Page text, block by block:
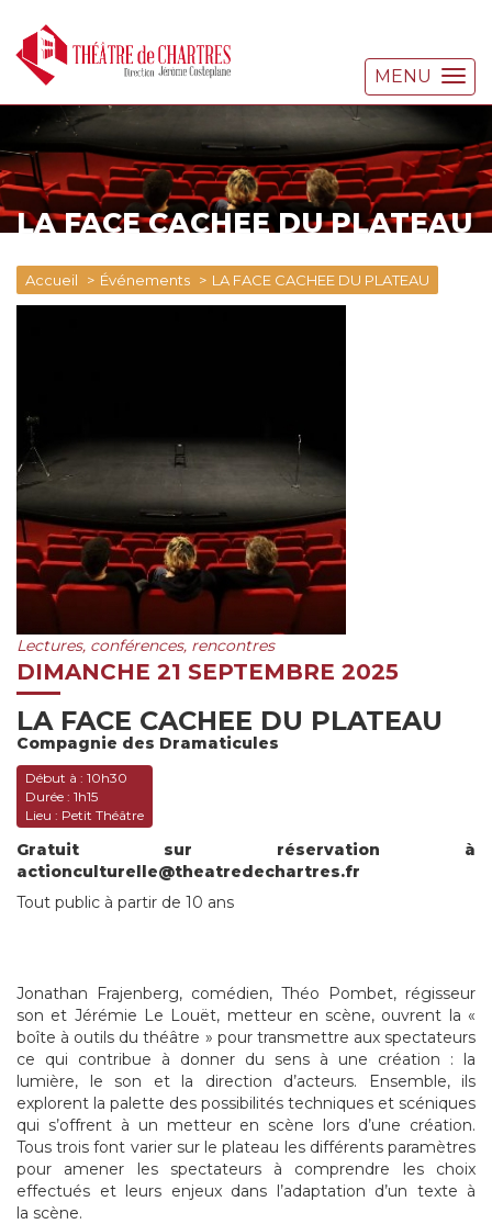
MENU
LA FACE CACHEE DU PLATEAU
Accueil Événements LA FACE CACHEE DU PLATEAU
Lectures, conférences, rencontres
DIMANCHE 21 SEPTEMBRE 2025
LA FACE CACHEE DU PLATEAU
Compagnie des Dramaticules
Début à : 10h30
Durée : 1h15
Lieu : Petit Théâtre
Gratuit sur réservation à
actionculturelle@theatredechartres.fr
Tout public à partir de 10 ans
Jonathan Frajenberg, comédien, Théo Pombet, régisseur
son et Jérémie Le Louët, metteur en scène, ouvrent la «
boîte à outils du théâtre » pour transmettre aux spectateurs
ce qui contribue à donner du sens à une création : la
lumière, le son et la direction d’acteurs. Ensemble, ils
explorent la palette des possibilités techniques et scéniques
qui s’offrent à un metteur en scène lors d’une création.
Tous trois font varier sur le plateau les différents paramètres
pour amener les spectateurs à comprendre les choix
effectués et leurs enjeux dans l’adaptation d’un texte à
la scène.